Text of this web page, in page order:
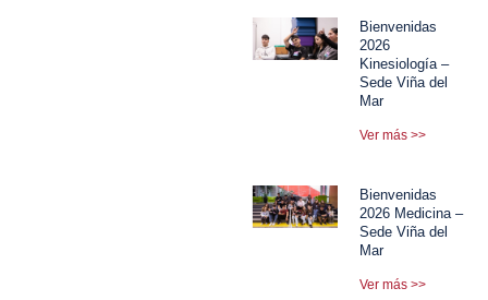
Bienvenidas
2026
Kinesiología –
Sede Viña del
Mar
Ver más >>
Bienvenidas
2026 Medicina –
Sede Viña del
Mar
Ver más >>